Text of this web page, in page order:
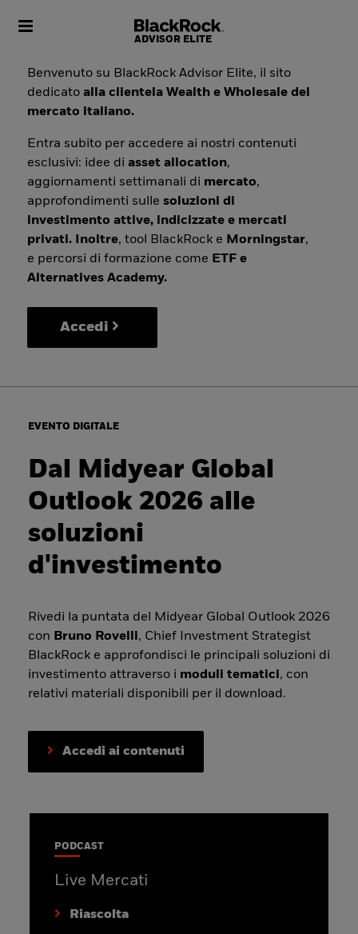
Toggle navigation
Benvenuto su BlackRock Advisor Elite, il sito
dedicatoalla clientela Wealth e Wholesale del
mercato italiano.
Entra subito per accedere ai nostri contenuti
esclusivi: idee diasset allocation,
aggiornamenti settimanali di mercato,
approfondimenti sullesoluzioni di
investimento attive, indicizzate e mercati
privati. Inoltre, tool BlackRock e Morningstar,
e percorsi di formazione come ETF e
Alternatives Academy.
Accedi
EVENTO DIGITALE
Dal Midyear Global
Outlook 2026 alle
soluzioni
d'investimento
Rivedi la puntata del Midyear Global Outlook 2026
con Bruno Rovelli, Chief Investment Strategist
BlackRock e approfondisci le principali soluzioni di
investimento attraverso i moduli tematici, con
relativi materiali disponibili per il download.
Accedi ai contenuti
PODCAST
Live Mercati
Riascolta